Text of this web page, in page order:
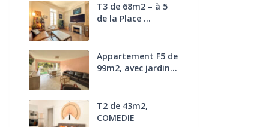
T3 de 68m2 – à 5
de la Place ...
Appartement F5 de
99m2, avec jardin...
T2 de 43m2,
COMEDIE